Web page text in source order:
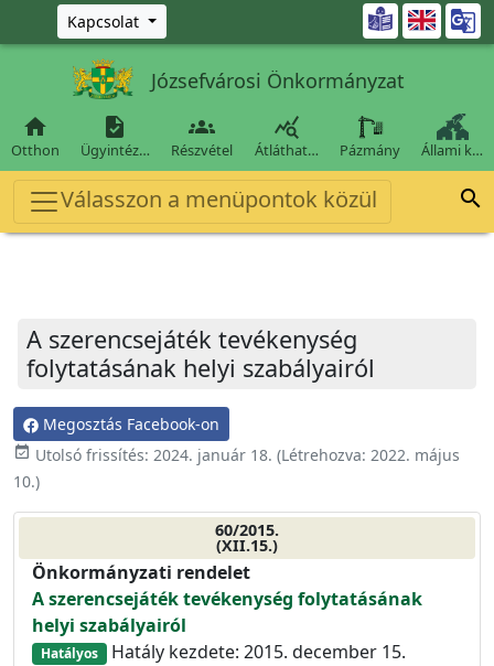
Ugrás a fő tartalomra
Kapcsolat 
Józsefvárosi Önkormányzat

Otthon

Ügyintéz…

Részvétel

Átláthat… Pázmány Állami k…
Válasszon a menüpontok közül 
A szerencsejáték tevékenység
folytatásának helyi szabályairól
Megosztás Facebook-on
event_available Utolsó frissítés: 2024. január 18. (Létrehozva: 2022. május
10.)
60/2015.
(XII.15.)
Önkormányzati rendelet
A szerencsejáték tevékenység folytatásának
helyi szabályairól
Hatályos Hatály kezdete: 2015. december 15.